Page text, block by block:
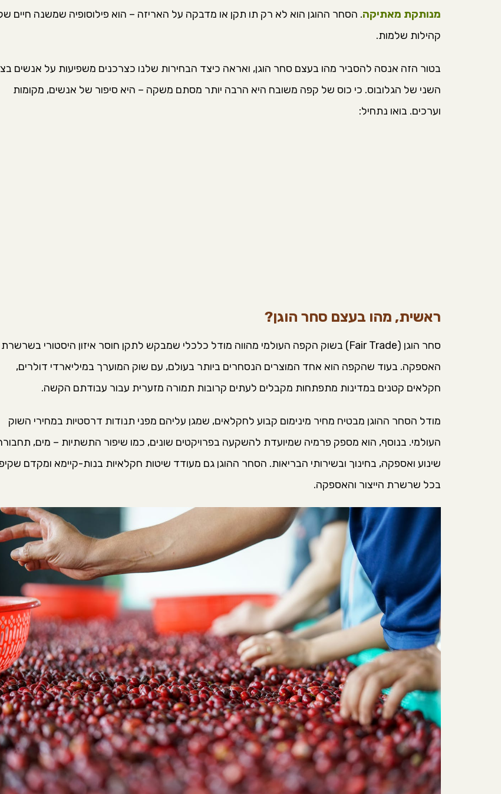
מנותקת מאתיקה. הסחר ההוגן הוא לא רק תו תקן או מדבקה על האריזה – הוא פילוסופיה שמשנה חיים
קהילות שלמות.
בטור הזה אנסה להסביר מהו בעצם סחר הוגן, ואראה כיצד הבחירות שלנו כצרכנים משפיעות על אנשים
השני של הגלובוס. כי כוס של קפה משובח היא הרבה יותר מסתם משקה – היא סיפור של אנשים, מקומות
וערכים. בואו נתחיל:
ראשית, מהו בעצם סחר הוגן?
סחר הוגן (Fair Trade) בשוק הקפה העולמי מהווה מודל כלכלי שמבקש לתקן חוסר איזון היסטורי בשרשרת
האספקה. בעוד שהקפה הוא אחד המוצרים הנסחרים ביותר בעולם, עם שוק המוערך במיליארדי דולרים,
חקלאים קטנים במדינות מתפתחות מקבלים לעתים קרובות תמורה מזערית עבור עבודתם הקשה.
מודל הסחר ההוגן מבטיח מחיר מינימום קבוע לחקלאים, שמגן עליהם מפני תנודות דרסטיות במחירי השוק
העולמי. בנוסף, הוא מספק פרמיה שמיועדת להשקעה בפרויקטים שונים, כמו שיפור התשתיות – מים,
שינוע ואספקה, בחינוך ובשירותי הבריאות. הסחר ההוגן גם מעודד שיטות חקלאיות בנות-קיימא ומקדם
בכל שרשרת הייצור והאספקה.